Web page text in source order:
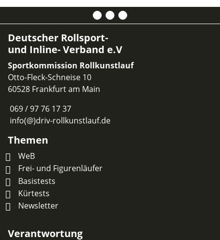
Deutscher Rollsport-
und Inline- Verband e.V
Sportkommission Rollkunstlauf
Otto-Fleck-Schneise 10
60528 Frankfurt am Main
069 / 97 76 17 37
info(@)driv-rollkunstlauf.de
Themen
WeB
Frei- und Figurenläufer
Basistests
Kürtests
Newsletter
Verantwortung